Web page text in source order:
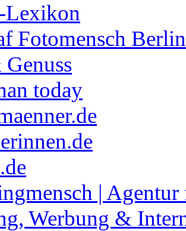
Lexikon
Fotomensch Berlin
today
| Agentur
Werbung &